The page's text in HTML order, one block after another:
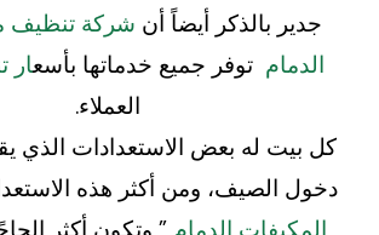
جدير بالذكر أيضاً أن شركة تنظيف
الدمام توفر جميع خدماتها بأسعار
العملاء.
كل بيت له بعض الاستعدادات الذي
دخول الصيف، ومن أكثر هذه